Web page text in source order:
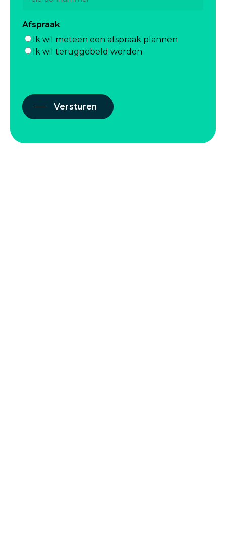
Telefoon (Vereist)
Afspraak
Ik wil meteen een afspraak plannen
Ik wil teruggebeld worden
Versturen